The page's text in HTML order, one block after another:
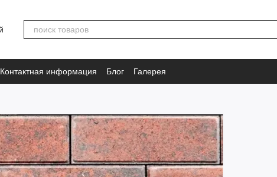
Контактная информация Блог Галерея